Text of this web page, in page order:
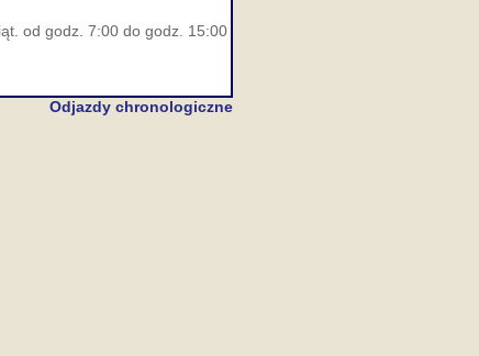
od godz. 7:00 do godz. 15:00
Odjazdy chronologiczne